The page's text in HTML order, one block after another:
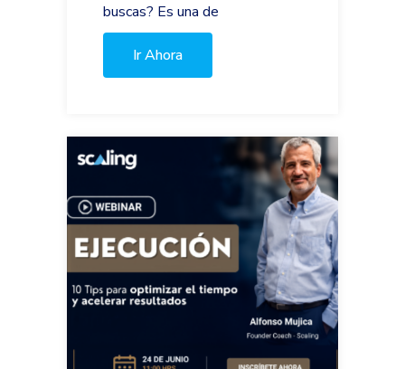
buscas? Es una de
Ir Ahora